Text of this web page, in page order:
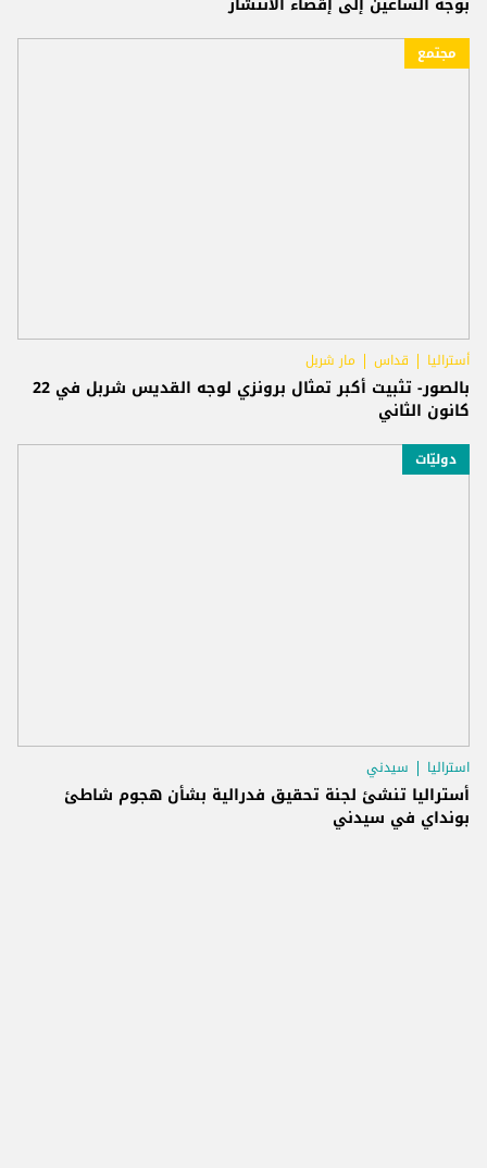
مجتمع
أستراليا قداس مار شربل
بالصور- تثبيت أكبر تمثال برونزي لوجه القديس شربل في 22
كانون الثاني
دوليّات
استراليا سيدني
أستراليا تنشئ لجنة تحقيق فدرالية بشأن هجوم شاطئ
بونداي في سيدني